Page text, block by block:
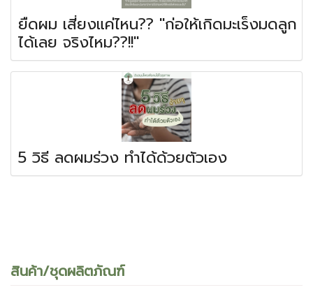
ยืดผม เสี่ยงแค่ไหน?? "ก่อให้เกิดมะเร็งมดลูก
ได้เลย จริงไหม??!!"
5 วิธี ลดผมร่วง ทำได้ด้วยตัวเอง
สินค้า/ชุดผลิตภัณฑ์